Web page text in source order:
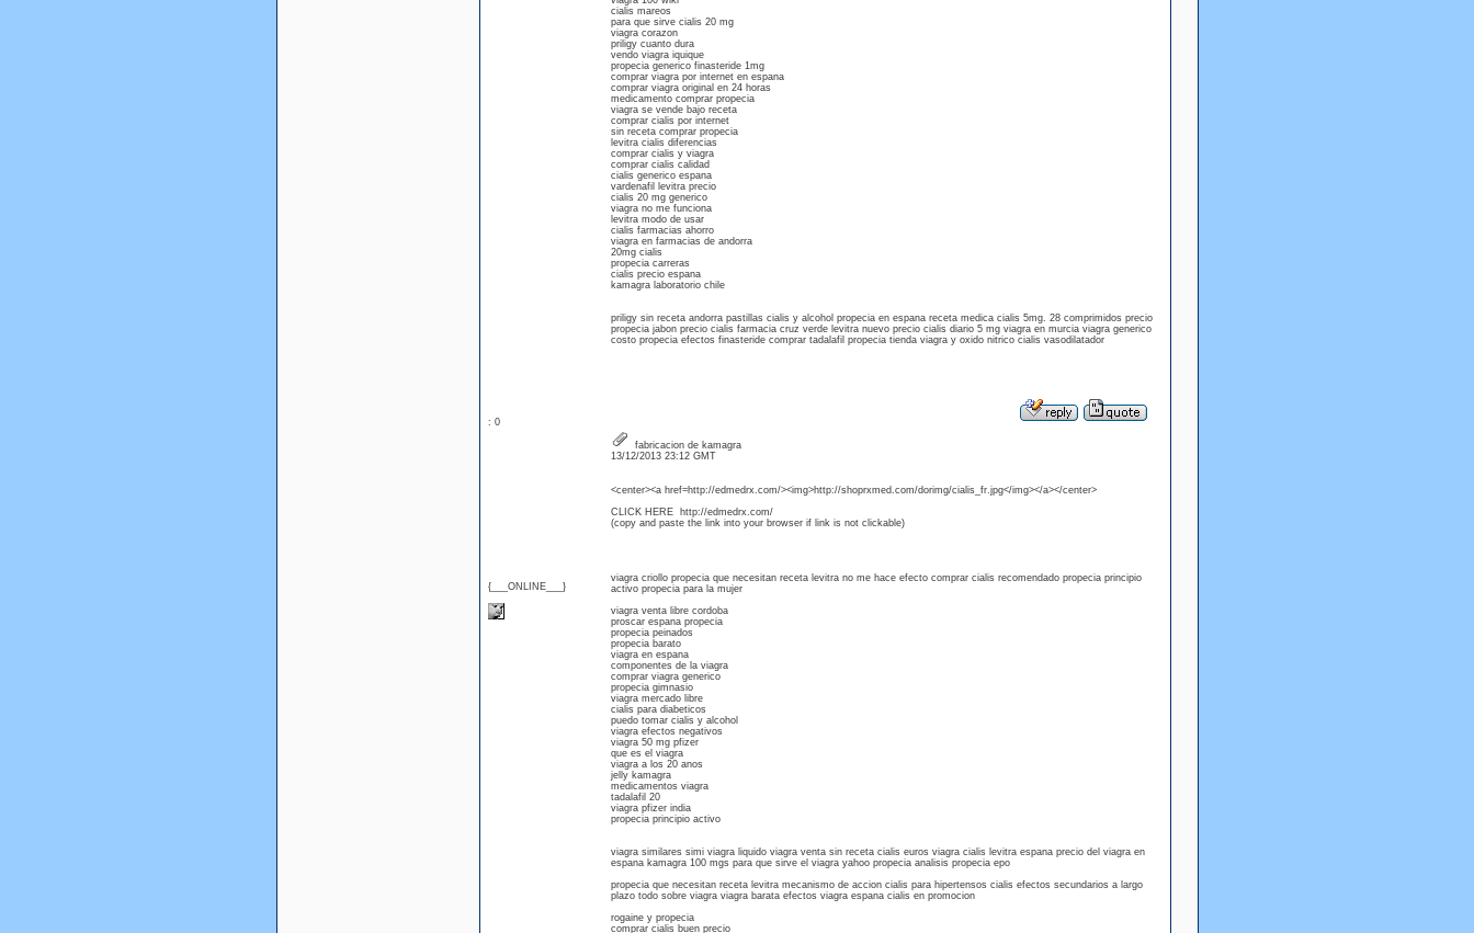
cialis mareos
para que sirve cialis 20 mg
viagra corazon
priligy cuanto dura
vendo viagra iquique
propecia generico finasteride 1mg
comprar viagra por internet en espana
comprar viagra original en 24 horas
medicamento comprar propecia
viagra se vende bajo receta
comprar cialis por internet
sin receta comprar propecia
levitra cialis diferencias
comprar cialis y viagra
comprar cialis calidad
cialis generico espana
vardenafil levitra precio
cialis 20 mg generico
viagra no me funciona
levitra modo de usar
cialis farmacias ahorro
viagra en farmacias de andorra
20mg cialis
propecia carreras
cialis precio espana
kamagra laboratorio chile
priligy sin receta andorra pastillas cialis y alcohol propecia en espana receta medica cialis 5mg. 28 comprimidos precio
propecia jabon precio cialis farmacia cruz verde levitra nuevo precio cialis diario 5 mg viagra en murcia viagra generico
costo propecia efectos finasteride comprar tadalafil propecia tienda viagra y oxido nitrico cialis vasodilatador
: 0
{___ONLINE___}
fabricacion de kamagra
13/12/2013 23:12 GMT
<center><a href=http://edmedrx.com/><img>http://shoprxmed.com/dorimg/cialis_fr.jpg</img></a></center>
CLICK HERE http://edmedrx.com/
(copy and paste the link into your browser if link is not clickable)
viagra criollo propecia que necesitan receta levitra no me hace efecto comprar cialis recomendado propecia principio
activo propecia para la mujer
viagra venta libre cordoba
proscar espana propecia
propecia peinados
propecia barato
viagra en espana
componentes de la viagra
comprar viagra generico
propecia gimnasio
viagra mercado libre
cialis para diabeticos
puedo tomar cialis y alcohol
viagra efectos negativos
viagra 50 mg pfizer
que es el viagra
viagra a los 20 anos
jelly kamagra
medicamentos viagra
tadalafil 20
viagra pfizer india
propecia principio activo
viagra similares simi viagra liquido viagra venta sin receta cialis euros viagra cialis levitra espana precio del viagra en
espana kamagra 100 mgs para que sirve el viagra yahoo propecia analisis propecia epo
propecia que necesitan receta levitra mecanismo de accion cialis para hipertensos cialis efectos secundarios a largo
plazo todo sobre viagra viagra barata efectos viagra espana cialis en promocion
rogaine y propecia
comprar cialis buen precio